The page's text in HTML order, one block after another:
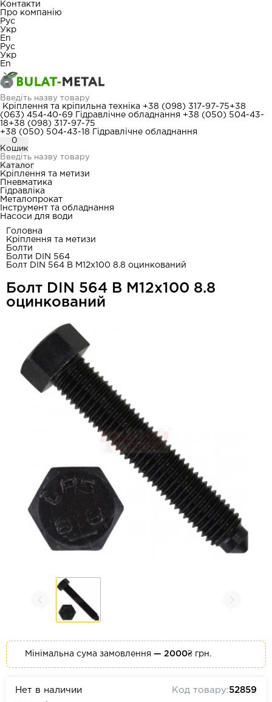
Контакти
Про компанію
Рус
Укр
En
Рус
Укр
En
Кріплення та кріпильна техніка +38 (098) 317-97-75+38
(063) 454-40-69
Гідравлічне обладнання +38 (050) 504-43-
18+38 (098) 317-97-75
+38 (050) 504-43-18
Гідравлічне обладнання
0
Кошик
Каталог
Кріплення та метизи
Пневматика
Гідравліка
Металопрокат
Інструмент та обладнання
Насоси для води
Головна
Кріплення та метизи
Болти
Болти DIN 564
Болт DIN 564 В М12x100 8.8 оцинкований
Болт DIN 564 В М12x100 8.8
оцинкований
Мінімальна сума замовлення — 2000₴ грн.
Нет в наличии Код товару:52859